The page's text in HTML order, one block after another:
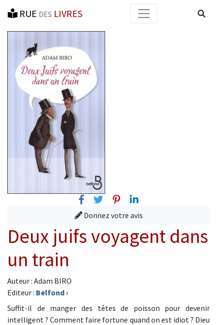
RUE DES LIVRES
FacebookTwitterPinterest
Linkedin
Donnez votre avis
Deux juifs voyagent dans
un train
Auteur : Adam BIRO
Editeur : Belfond ›
Suffit-il de manger des têtes de poisson pour devenir
intelligent ? Comment faire fortune quand on est idiot ? Dieu